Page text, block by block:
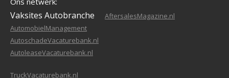
Vaksites Autobranche
AftersalesMagazine.nl
AutomobielManagement
AutoschadeVacaturebank.nl
AutoleaseVacaturebank.nl
TruckVacaturebank.nl